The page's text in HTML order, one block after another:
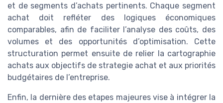
et de segments d’achats pertinents. Chaque segment
achat doit refléter des logiques économiques
comparables, afin de faciliter l’analyse des coûts, des
volumes et des opportunités d’optimisation. Cette
structuration permet ensuite de relier la cartographie
achats aux objectifs de strategie achat et aux priorités
budgétaires de l’entreprise.
Enfin, la dernière des etapes majeures vise à intégrer la